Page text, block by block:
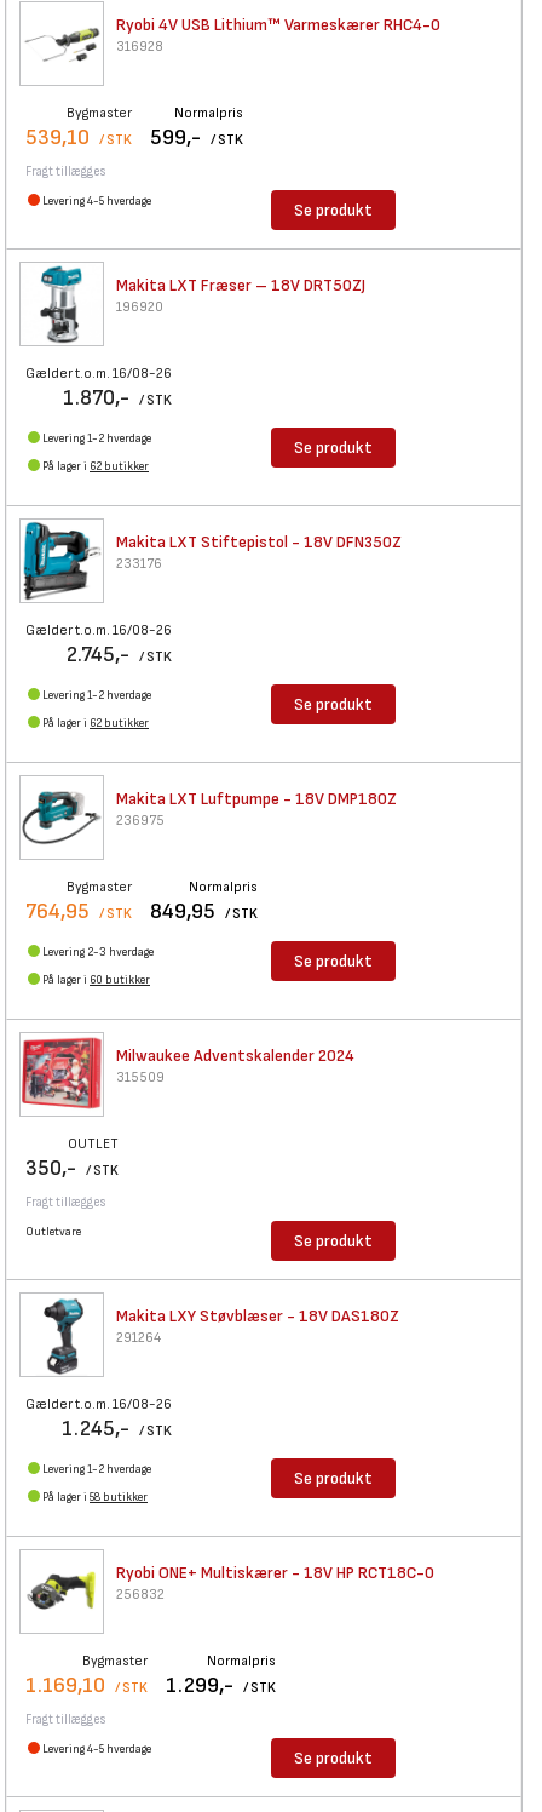
Ryobi 4V USB Lithium™ Varmeskærer RHC4-0
316928
Bygmaster
539,10 / STK
Normalpris
599,- / STK
Fragt tillægges
Levering 4-5 hverdage Se produkt
Makita LXT Fræser – 18VDRT50ZJ
196920
Gælder t.o.m. 16/08-26
1.870,- / STK
Levering 1-2 hverdage
På lager i 62 butikker
Se produkt
Makita LXT Stiftepistol - 18VDFN350Z
233176
Gælder t.o.m. 16/08-26
2.745,- / STK
Levering 1-2 hverdage
På lager i 62 butikker
Se produkt
Makita LXT Luftpumpe - 18VDMP180Z
236975
Bygmaster
764,95 / STK
Normalpris
849,95 / STK
Levering 2-3 hverdage
På lager i 60 butikker
Se produkt
Milwaukee Adventskalender 2024
315509
OUTLET
350,- / STK
Fragt tillægges
Outletvare Se produkt
Makita LXY Støvblæser - 18VDAS180Z
291264
Gælder t.o.m. 16/08-26
1.245,- / STK
Levering 1-2 hverdage
På lager i 58 butikker
Se produkt
Ryobi ONE+ Multiskærer - 18VHP RCT18C-0
256832
Bygmaster
1.169,10 / STK
Normalpris
1.299,- / STK
Fragt tillægges
Levering 4-5 hverdage Se produkt